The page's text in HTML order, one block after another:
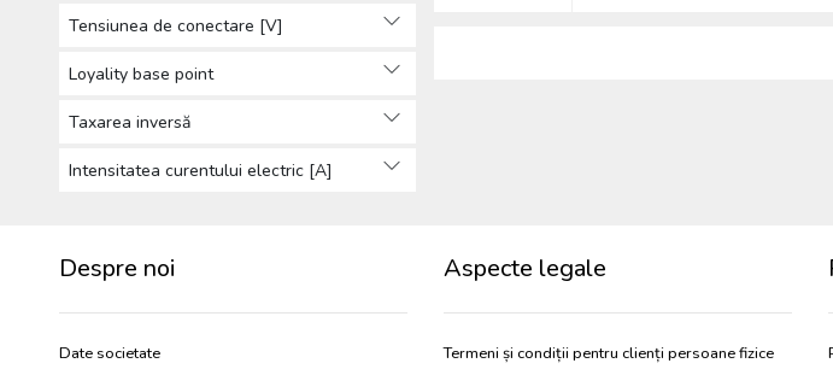
manipulat (5)
Compresoare (2)
Scări (12)
Organizatoare scule (102)
Materiale auxiliare, accesorii (16)
Tensiunea de conectare [V]
Loyality base point
Taxarea inversă
Intensitatea curentului electric [A]
Despre noi
Date societate
Aspecte legale
Termeni și condiții pentru clienți persoane fizice